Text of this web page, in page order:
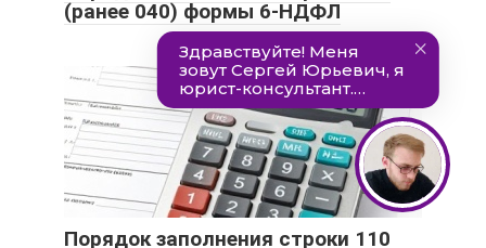
(ранее 040) формы 6-НДФЛ
Порядок заполнения строки 110